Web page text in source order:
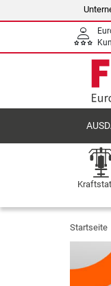
Startseite